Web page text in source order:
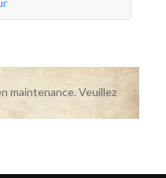
maintenance. Veuillez